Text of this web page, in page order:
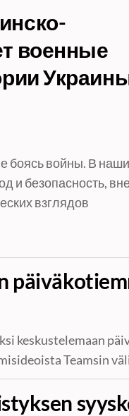
военные
боясь войны. В
и безопасность,
взглядов
keskustelemaan
Teamsin